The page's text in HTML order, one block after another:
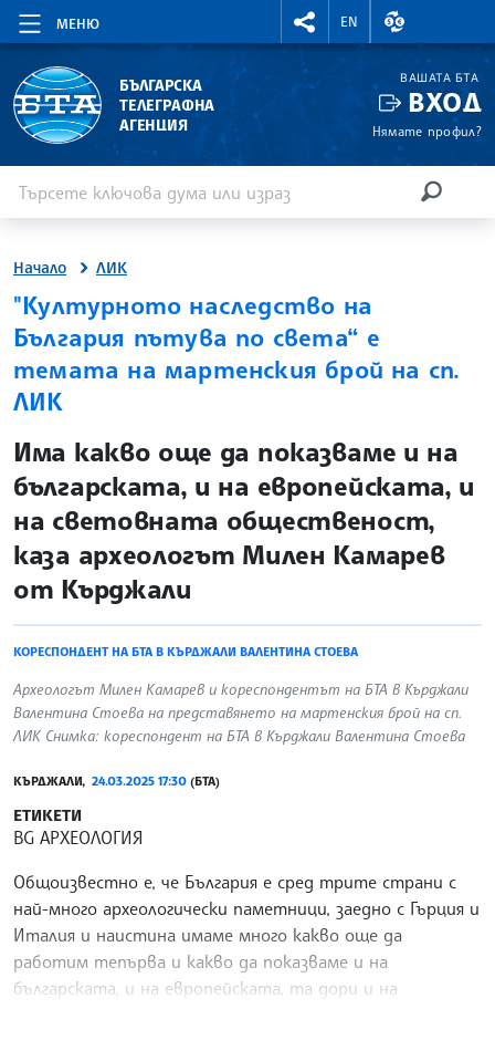
МЕНЮ
RIGHTMENU.SOCIAL
EN
ВАЛУТНИ
БЪЛГАРСКА
ТЕЛЕГРАФНА
АГЕНЦИЯ
ВАШАТА БТА
ВХОД
Нямате профил?
Начало ЛИК
"Културното наследство на
България пътува по света“ е
темата на мартенския брой на сп.
ЛИК
site.bta
Има какво още да показваме и на
българската, и на европейската, и
на световната общественост,
каза археологът Милен Камарев
от Кърджали
КОРЕСПОНДЕНТ НА БТА В КЪРДЖАЛИ ВАЛЕНТИНА СТОЕВА
Археологът Милен Камарев и кореспондентът на БТА в Кърджали
Валентина Стоева на представянето на мартенския брой на сп.
ЛИК Снимка: кореспондент на БТА в Кърджали Валентина Стоева
КЪРДЖАЛИ, 24.03.2025 17:30 (БТА)
ЕТИКЕТИ
BG АРХЕОЛОГИЯ
Общоизвестно е, че България е сред трите страни с
най-много археологически паметници, заедно с Гърция и
Италия и наистина имаме много какво още да
работим тепърва и какво да показваме и на
българската, и на европейската, та дори и на